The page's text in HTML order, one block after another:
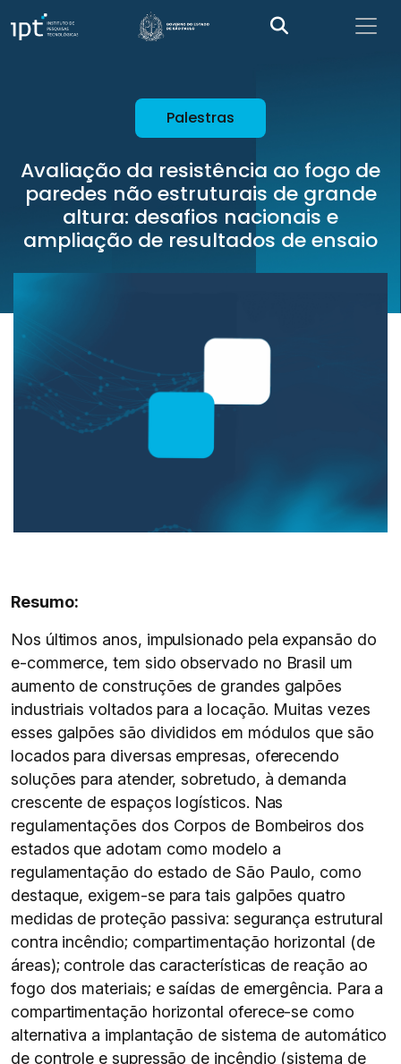
Palestras
Avaliação da resistência ao fogo de
paredes não estruturais de grande
altura: desafios nacionais e
ampliação de resultados de ensaio
Resumo:
Nos últimos anos, impulsionado pela expansão do
e-commerce, tem sido observado no Brasil um
aumento de construções de grandes galpões
industriais voltados para a locação. Muitas vezes
esses galpões são divididos em módulos que são
locados para diversas empresas, oferecendo
soluções para atender, sobretudo, à demanda
crescente de espaços logísticos. Nas
regulamentações dos Corpos de Bombeiros dos
estados que adotam como modelo a
regulamentação do estado de São Paulo, como
destaque, exigem-se para tais galpões quatro
medidas de proteção passiva: segurança estrutural
contra incêndio; compartimentação horizontal (de
áreas); controle das características de reação ao
fogo dos materiais; e saídas de emergência. Para a
compartimentação horizontal oferece-se como
alternativa a implantação de sistema de automático
de controle e supressão de incêndio (sistema de